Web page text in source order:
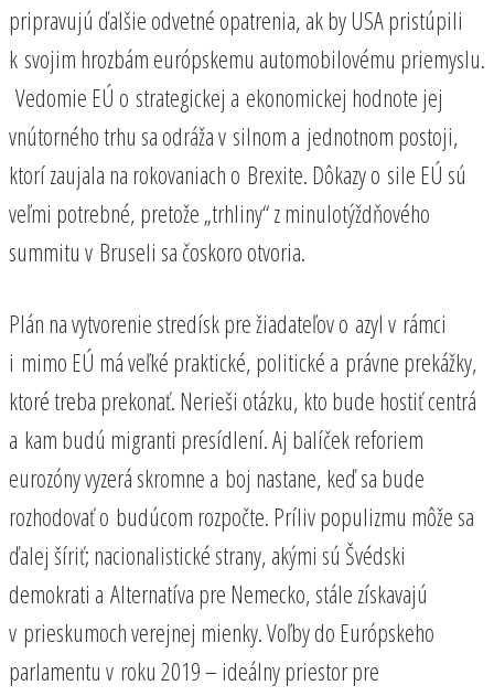
pripravujú ďalšie odvetné opatrenia, ak by USA pristúpili
k svojim hrozbám európskemu automobilovému priemyslu.
Vedomie EÚ o strategickej a ekonomickej hodnote jej
vnútorného trhu sa odráža v silnom a jednotnom postoji,
ktorí zaujala na rokovaniach o Brexite. Dôkazy o sile EÚ sú
veľmi potrebné, pretože „trhliny“ z minulotýždňového
summitu v Bruseli sa čoskoro otvoria.
Plán na vytvorenie stredísk pre žiadateľov o azyl v rámci
i mimo EÚ má veľké praktické, politické a právne prekážky,
ktoré treba prekonať. Nerieši otázku, kto bude hostiť centrá
a kam budú migranti presídlení. Aj balíček reforiem
eurozóny vyzerá skromne a boj nastane, keď sa bude
rozhodovať o budúcom rozpočte. Príliv populizmu môže sa
ďalej šíriť; nacionalistické strany, akými sú Švédski
demokrati a Alternatíva pre Nemecko, stále získavajú
v prieskumoch verejnej mienky. Voľby do Európskeho
parlamentu v roku 2019 – ideálny priestor pre